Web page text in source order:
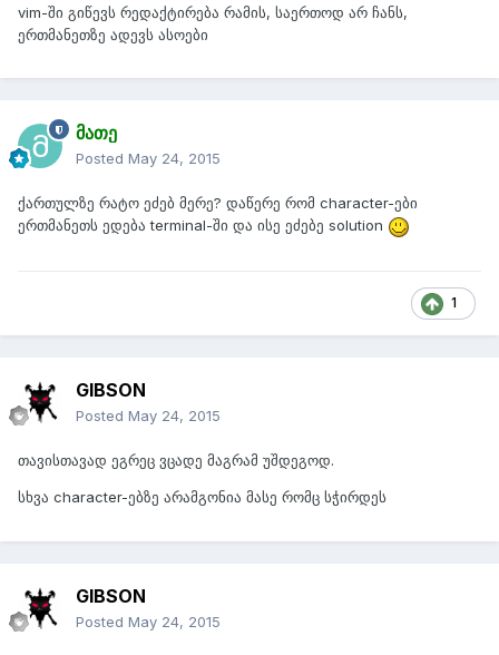
vim-ში გიწევს რედაქტირება რამის, საერთოდ არ ჩანს,
ერთმანეთზე ადევს ასოები
მათე
Posted May 24, 2015
ქართულზე რატო ეძებ მერე? დაწერე რომ character-ები
ერთმანეთს ედება terminal-ში და ისე ეძებე solution
1
GIBSON
Posted May 24, 2015
თავისთავად ეგრეც ვცადე მაგრამ უშდეგოდ.
სხვა character-ებზე არამგონია მასე რომც სჭირდეს
GIBSON
Posted May 24, 2015